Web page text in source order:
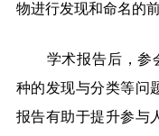
物进行发现和命名的前
学术报告后，参
种的发现与分类等问
报告有助于提升参与